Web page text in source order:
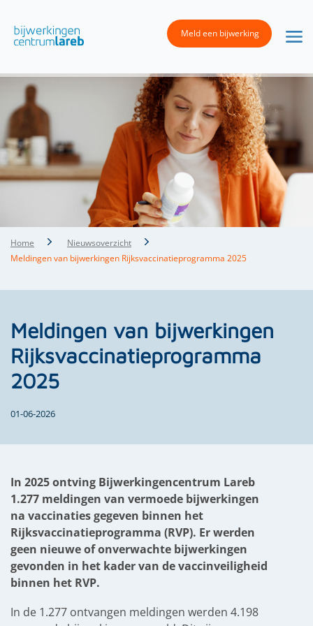
Meld een bijwerking
Home
Nieuwsoverzicht
Meldingen van bijwerkingen Rijksvaccinatieprogramma 2025
Meldingen van bijwerkingen
Rijksvaccinatieprogramma
2025
01-06-2026
In 2025 ontving Bijwerkingencentrum Lareb
1.277 meldingen van vermoede bijwerkingen
na vaccinaties gegeven binnen het
Rijksvaccinatieprogramma (RVP). Er werden
geen nieuwe of onverwachte bijwerkingen
gevonden in het kader van de vaccinveiligheid
binnen het RVP.
In de 1.277 ontvangen meldingen werden 4.198